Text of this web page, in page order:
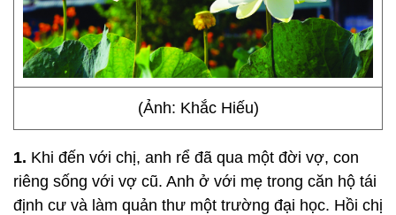
(Ảnh: Khắc Hiếu)
1. Khi đến với chị, anh rể đã qua một đời vợ, con
riêng sống với vợ cũ. Anh ở với mẹ trong căn hộ tái
định cư và làm quản thư một trường đại học. Hồi chị